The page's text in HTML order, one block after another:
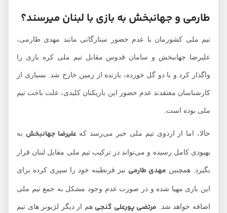
طارمی و جهانبخش به بازی با لبنان میرسند؟
تیم ملی کشورمان با عدم حضور ستارگانی مانند مهدی طارمی،
علیرضا جهانبخش و سامان قدوس مقابل تیم ملی کره بازی را
واگذار کرد و با دو گل خورده، بازنده از زمین خارج شد. بسیاری از
کارشناسان معتقدند عدم حضور این بازیکنان کلیدی، علت باخت تیم
ملی بوده است.
حالا، اما از اردوی تیم ملی خبر می‌رسد کهعلیرضا جهانبخشبه
بهبودی کامل رسیده و می‌تواند در ترکیب تیم ملی مقابل لبنان قرار
بگیرد. همچنینمهدی طارمینیز قرنطینه خود را سپری کرده برای
این بازی مهیا شده و در صورت عدم وجود مشکل به جمع تیم ملی
اضافه خواهد شد. مرتضی پورعلی گنجیهم از دیگر لژیونر های تیم